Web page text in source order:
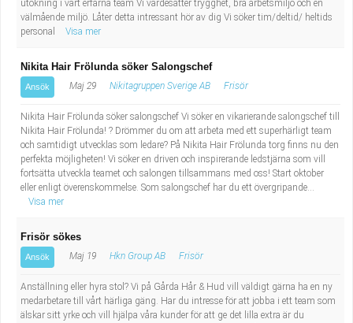
utökning i vårt erfarna team Vi värdesätter trygghet, bra arbetsmiljö och en
välmående miljö. Låter detta intressant hör av dig Vi söker tim/deltid/ heltids
personal
Visa mer
Nikita Hair Frölunda söker Salongschef
Ansök Maj 29 Nikitagruppen Sverige AB Frisör
Nikita Hair Frölunda söker salongschef Vi söker en vikarierande salongschef till
Nikita Hair Frölunda! ? Drömmer du om att arbeta med ett superhärligt team
och samtidigt utvecklas som ledare? På Nikita Hair Frölunda torg finns nu den
perfekta möjligheten! Vi söker en driven och inspirerande ledstjärna som vill
fortsätta utveckla teamet och salongen tillsammans med oss! Start oktober
eller enligt överenskommelse. Som salongschef har du ett övergripande...
Visa mer
Frisör sökes
Ansök Maj 19 Hkn Group AB Frisör
Anställning eller hyra stol? Vi på Gårda Hår & Hud vill väldigt gärna ha en ny
medarbetare till vårt härliga gäng. Har du intresse för att jobba i ett team som
älskar sitt yrke och vill hjälpa våra kunder för att ge det lilla extra är du